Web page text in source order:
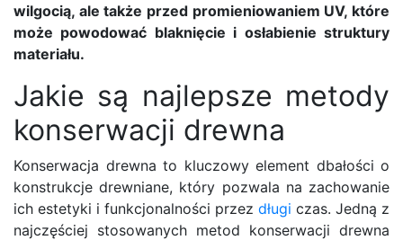
wilgocią, ale także przed promieniowaniem UV, które
może powodować blaknięcie i osłabienie struktury
materiału.
Jakie są najlepsze metody
konserwacji drewna
Konserwacja drewna to kluczowy element dbałości o
konstrukcje drewniane, który pozwala na zachowanie
ich estetyki i funkcjonalności przez długi czas. Jedną z
najczęściej stosowanych metod konserwacji drewna